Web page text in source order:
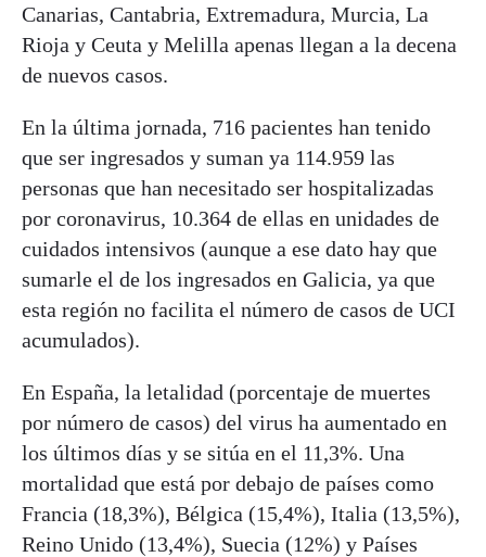
Canarias, Cantabria, Extremadura, Murcia, La
Rioja y Ceuta y Melilla apenas llegan a la decena
de nuevos casos.
En la última jornada, 716 pacientes han tenido
que ser ingresados y suman ya 114.959 las
personas que han necesitado ser hospitalizadas
por coronavirus, 10.364 de ellas en unidades de
cuidados intensivos (aunque a ese dato hay que
sumarle el de los ingresados en Galicia, ya que
esta región no facilita el número de casos de UCI
acumulados).
En España, la letalidad (porcentaje de muertes
por número de casos) del virus ha aumentado en
los últimos días y se sitúa en el 11,3%. Una
mortalidad que está por debajo de países como
Francia (18,3%), Bélgica (15,4%), Italia (13,5%),
Reino Unido (13,4%), Suecia (12%) y Países